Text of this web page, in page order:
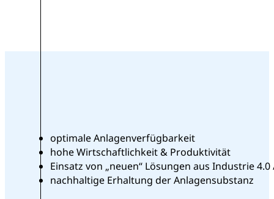
optimale Anlagenverfügbarkeit
hohe Wirtschaftlichkeit & Produktivität
Einsatz von „neuen“ Lösungen aus Industrie
nachhaltige Erhaltung der Anlagensubstanz